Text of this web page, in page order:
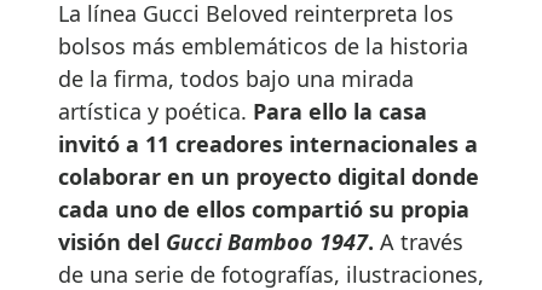
La línea Gucci Beloved reinterpreta los
bolsos más emblemáticos de la historia
de la firma, todos bajo una mirada
artística y poética. Para ello la casa
invitó a 11 creadores internacionales a
colaborar en un proyecto digital donde
cada uno de ellos compartió su propia
visión del Gucci Bamboo 1947. A través
de una serie de fotografías, ilustraciones,